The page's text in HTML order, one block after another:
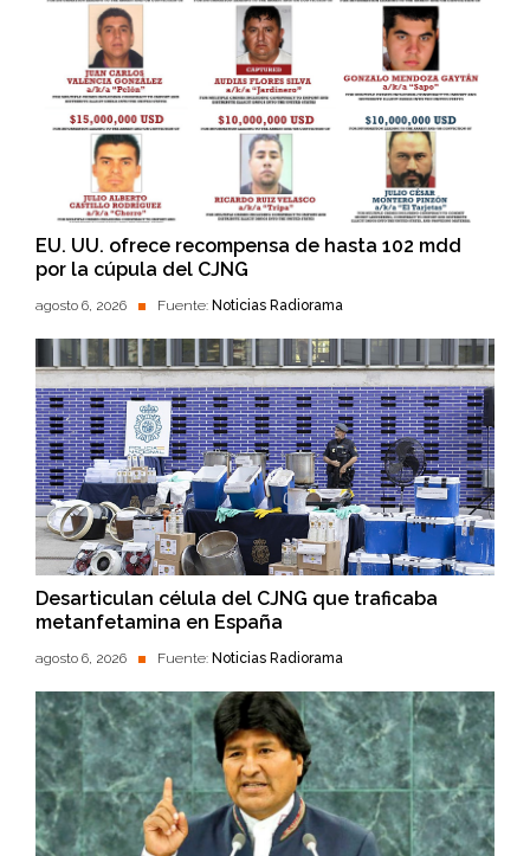
EU. UU. ofrece recompensa de hasta 102 mdd
por la cúpula del CJNG
agosto 6, 2026 Fuente: Noticias Radiorama
Desarticulan célula del CJNG que traficaba
metanfetamina en España
agosto 6, 2026 Fuente: Noticias Radiorama